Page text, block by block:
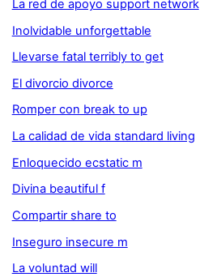
La red de apoyo support network
Inolvidable unforgettable
Llevarse fatal terribly to get
El divorcio divorce
Romper con break to up
La calidad de vida standard living
Enloquecido ecstatic m
Divina beautiful f
Compartir share to
Inseguro insecure m
La voluntad will